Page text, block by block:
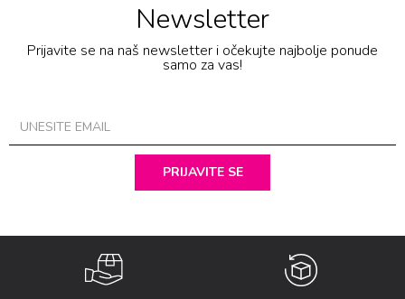
Newsletter
Prijavite se na naš newsletter i očekujte najbolje ponude
samo za vas!
PRIJAVITE SE